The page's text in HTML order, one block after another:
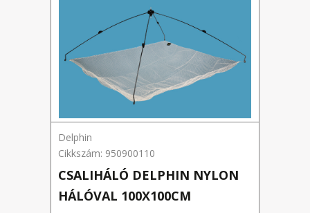
Delphin
Cikkszám: 950900110
CSALIHÁLÓ DELPHIN NYLON
HÁLÓVAL 100X100CM